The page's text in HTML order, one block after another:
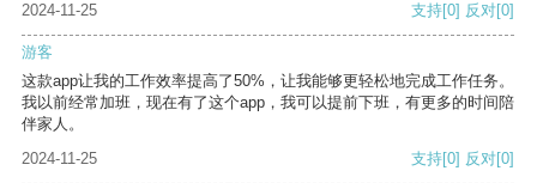
2024-11-25 支持[0] 反对[0]
游客
这款app让我的工作效率提高了50%，让我能够更轻松地完成工作任务。
我以前经常加班，现在有了这个app，我可以提前下班，有更多的时间陪
伴家人。
2024-11-25
支持[0] 反对[0]